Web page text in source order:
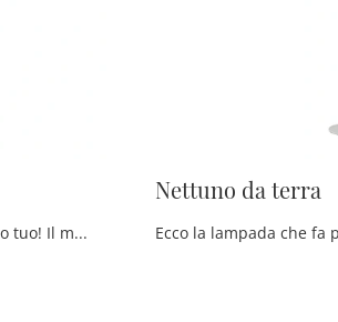
Ecco la lampada che fa al caso tuo! Il modello Lucignolo da terra è una tra le nostre lampade da terra di Egoitaliano.
Nettuno da terra